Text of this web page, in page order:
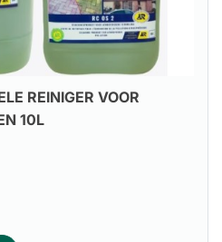
REINIGER VOOR
10L